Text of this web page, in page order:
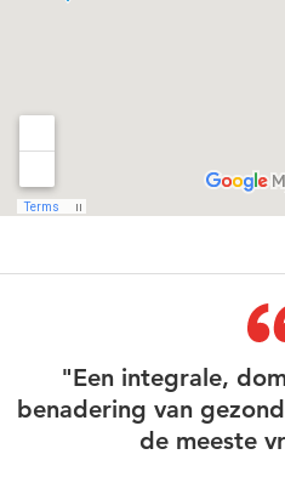
"Een integrale,
benadering van
de meeste